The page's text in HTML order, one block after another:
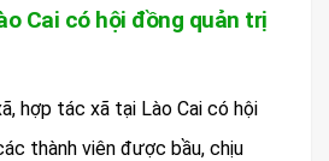
Cai có hội đồng quản trị
hợp tác xã tại Lào Cai có hội
thành viên được bầu, chịu